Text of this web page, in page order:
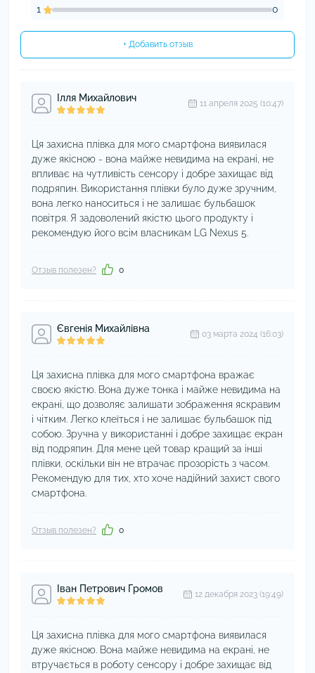
1 0
+ Добавить отзыв
Ілля Михайлович 11 апреля 2025 (10:47)
Ця захисна плівка для мого смартфона виявилася
дуже якісною - вона майже невидима на екрані, не
впливає на чутливість сенсору і добре захищає від
подряпин. Використання плівки було дуже зручним,
вона легко наноситься і не залишає бульбашок
повітря. Я задоволений якістю цього продукту і
рекомендую його всім власникам LG Nexus 5.
Отзыв полезен? 0
Євгенія Михайлівна 03 марта 2024 (16:03)
Ця захисна плівка для мого смартфона вражає
своєю якістю. Вона дуже тонка і майже невидима на
екрані, що дозволяє залишати зображення яскравим
і чітким. Легко клеїться і не залишає бульбашок під
собою. Зручна у використанні і добре захищає екран
від подряпин. Для мене цей товар кращий за інші
плівки, оскільки він не втрачає прозорість з часом.
Рекомендую для тих, хто хоче надійний захист свого
смартфона.
Отзыв полезен? 0
Іван Петрович Громов 12 декабря 2023 (19:49)
Ця захисна плівка для мого смартфона виявилася
дуже якісною. Вона майже невидима на екрані, не
втручається в роботу сенсору і добре захищає від